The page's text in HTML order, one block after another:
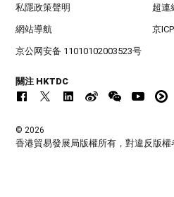
私隱政策聲明 超連
網站導航 京
京公网安备 11010102003523号
關注 HKTDC
© 2026
香港貿易發展局版權所有，對違反版權